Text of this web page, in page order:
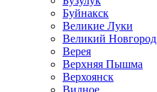
Буйнакск
Великие Луки
Великий Новгород
Верея
Верхняя Пышма
Верхоянск
Видное